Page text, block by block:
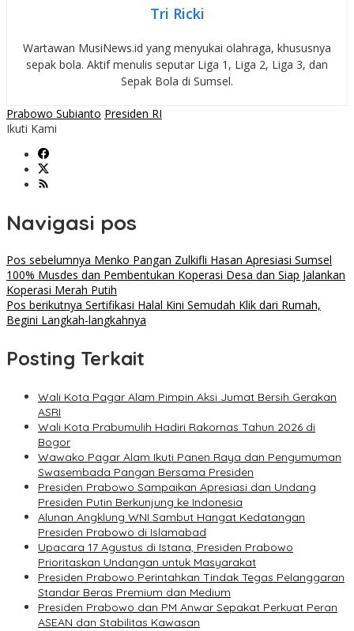
Tri Ricki
Wartawan MusiNews.id yang menyukai olahraga, khususnya
sepak bola. Aktif menulis seputar Liga 1, Liga 2, Liga 3, dan
Sepak Bola di Sumsel.
Prabowo Subianto Presiden RI
Ikuti Kami
Navigasi pos
Pos sebelumnya Menko Pangan Zulkifli Hasan Apresiasi Sumsel
100% Musdes dan Pembentukan Koperasi Desa dan Siap Jalankan
Koperasi Merah Putih
Pos berikutnya Sertifikasi Halal Kini Semudah Klik dari Rumah,
Begini Langkah-langkahnya
Posting Terkait
Wali Kota Pagar Alam Pimpin Aksi Jumat Bersih Gerakan
ASRI
Wali Kota Prabumulih Hadiri Rakornas Tahun 2026 di
Bogor
Wawako Pagar Alam Ikuti Panen Raya dan Pengumuman
Swasembada Pangan Bersama Presiden
Presiden Prabowo Sampaikan Apresiasi dan Undang
Presiden Putin Berkunjung ke Indonesia
Alunan Angklung WNI Sambut Hangat Kedatangan
Presiden Prabowo di Islamabad
Upacara 17 Agustus di Istana, Presiden Prabowo
Prioritaskan Undangan untuk Masyarakat
Presiden Prabowo Perintahkan Tindak Tegas Pelanggaran
Standar Beras Premium dan Medium
Presiden Prabowo dan PM Anwar Sepakat Perkuat Peran
ASEAN dan Stabilitas Kawasan